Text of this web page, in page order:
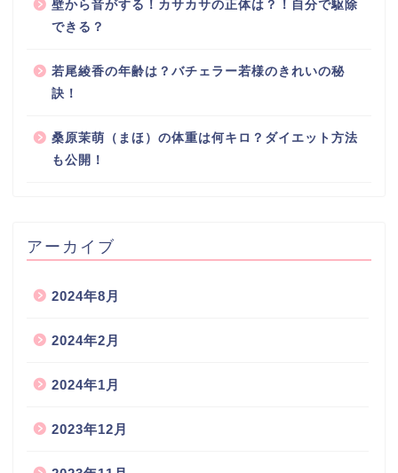
壁から音がする！カサカサの正体は？！自分で駆除
できる？
若尾綾香の年齢は？バチェラー若様のきれいの秘
訣！
桑原茉萌（まほ）の体重は何キロ？ダイエット方法
も公開！
アーカイブ
2024年8月
2024年2月
2024年1月
2023年12月